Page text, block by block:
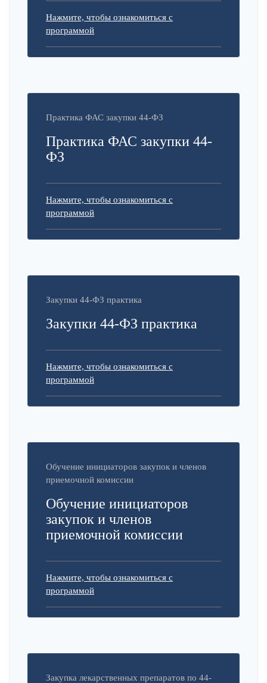
Нажмите, чтобы ознакомиться с
программой
Практика ФАС закупки 44-ФЗ
Практика ФАС закупки 44-
ФЗ
Нажмите, чтобы ознакомиться с
программой
Закупки 44-ФЗ практика
Закупки 44-ФЗ практика
Нажмите, чтобы ознакомиться с
программой
Обучение инициаторов закупок и членов
приемочной комиссии
Обучение инициаторов
закупок и членов
приемочной комиссии
Нажмите, чтобы ознакомиться с
программой
Закупка лекарственных препаратов по 44-